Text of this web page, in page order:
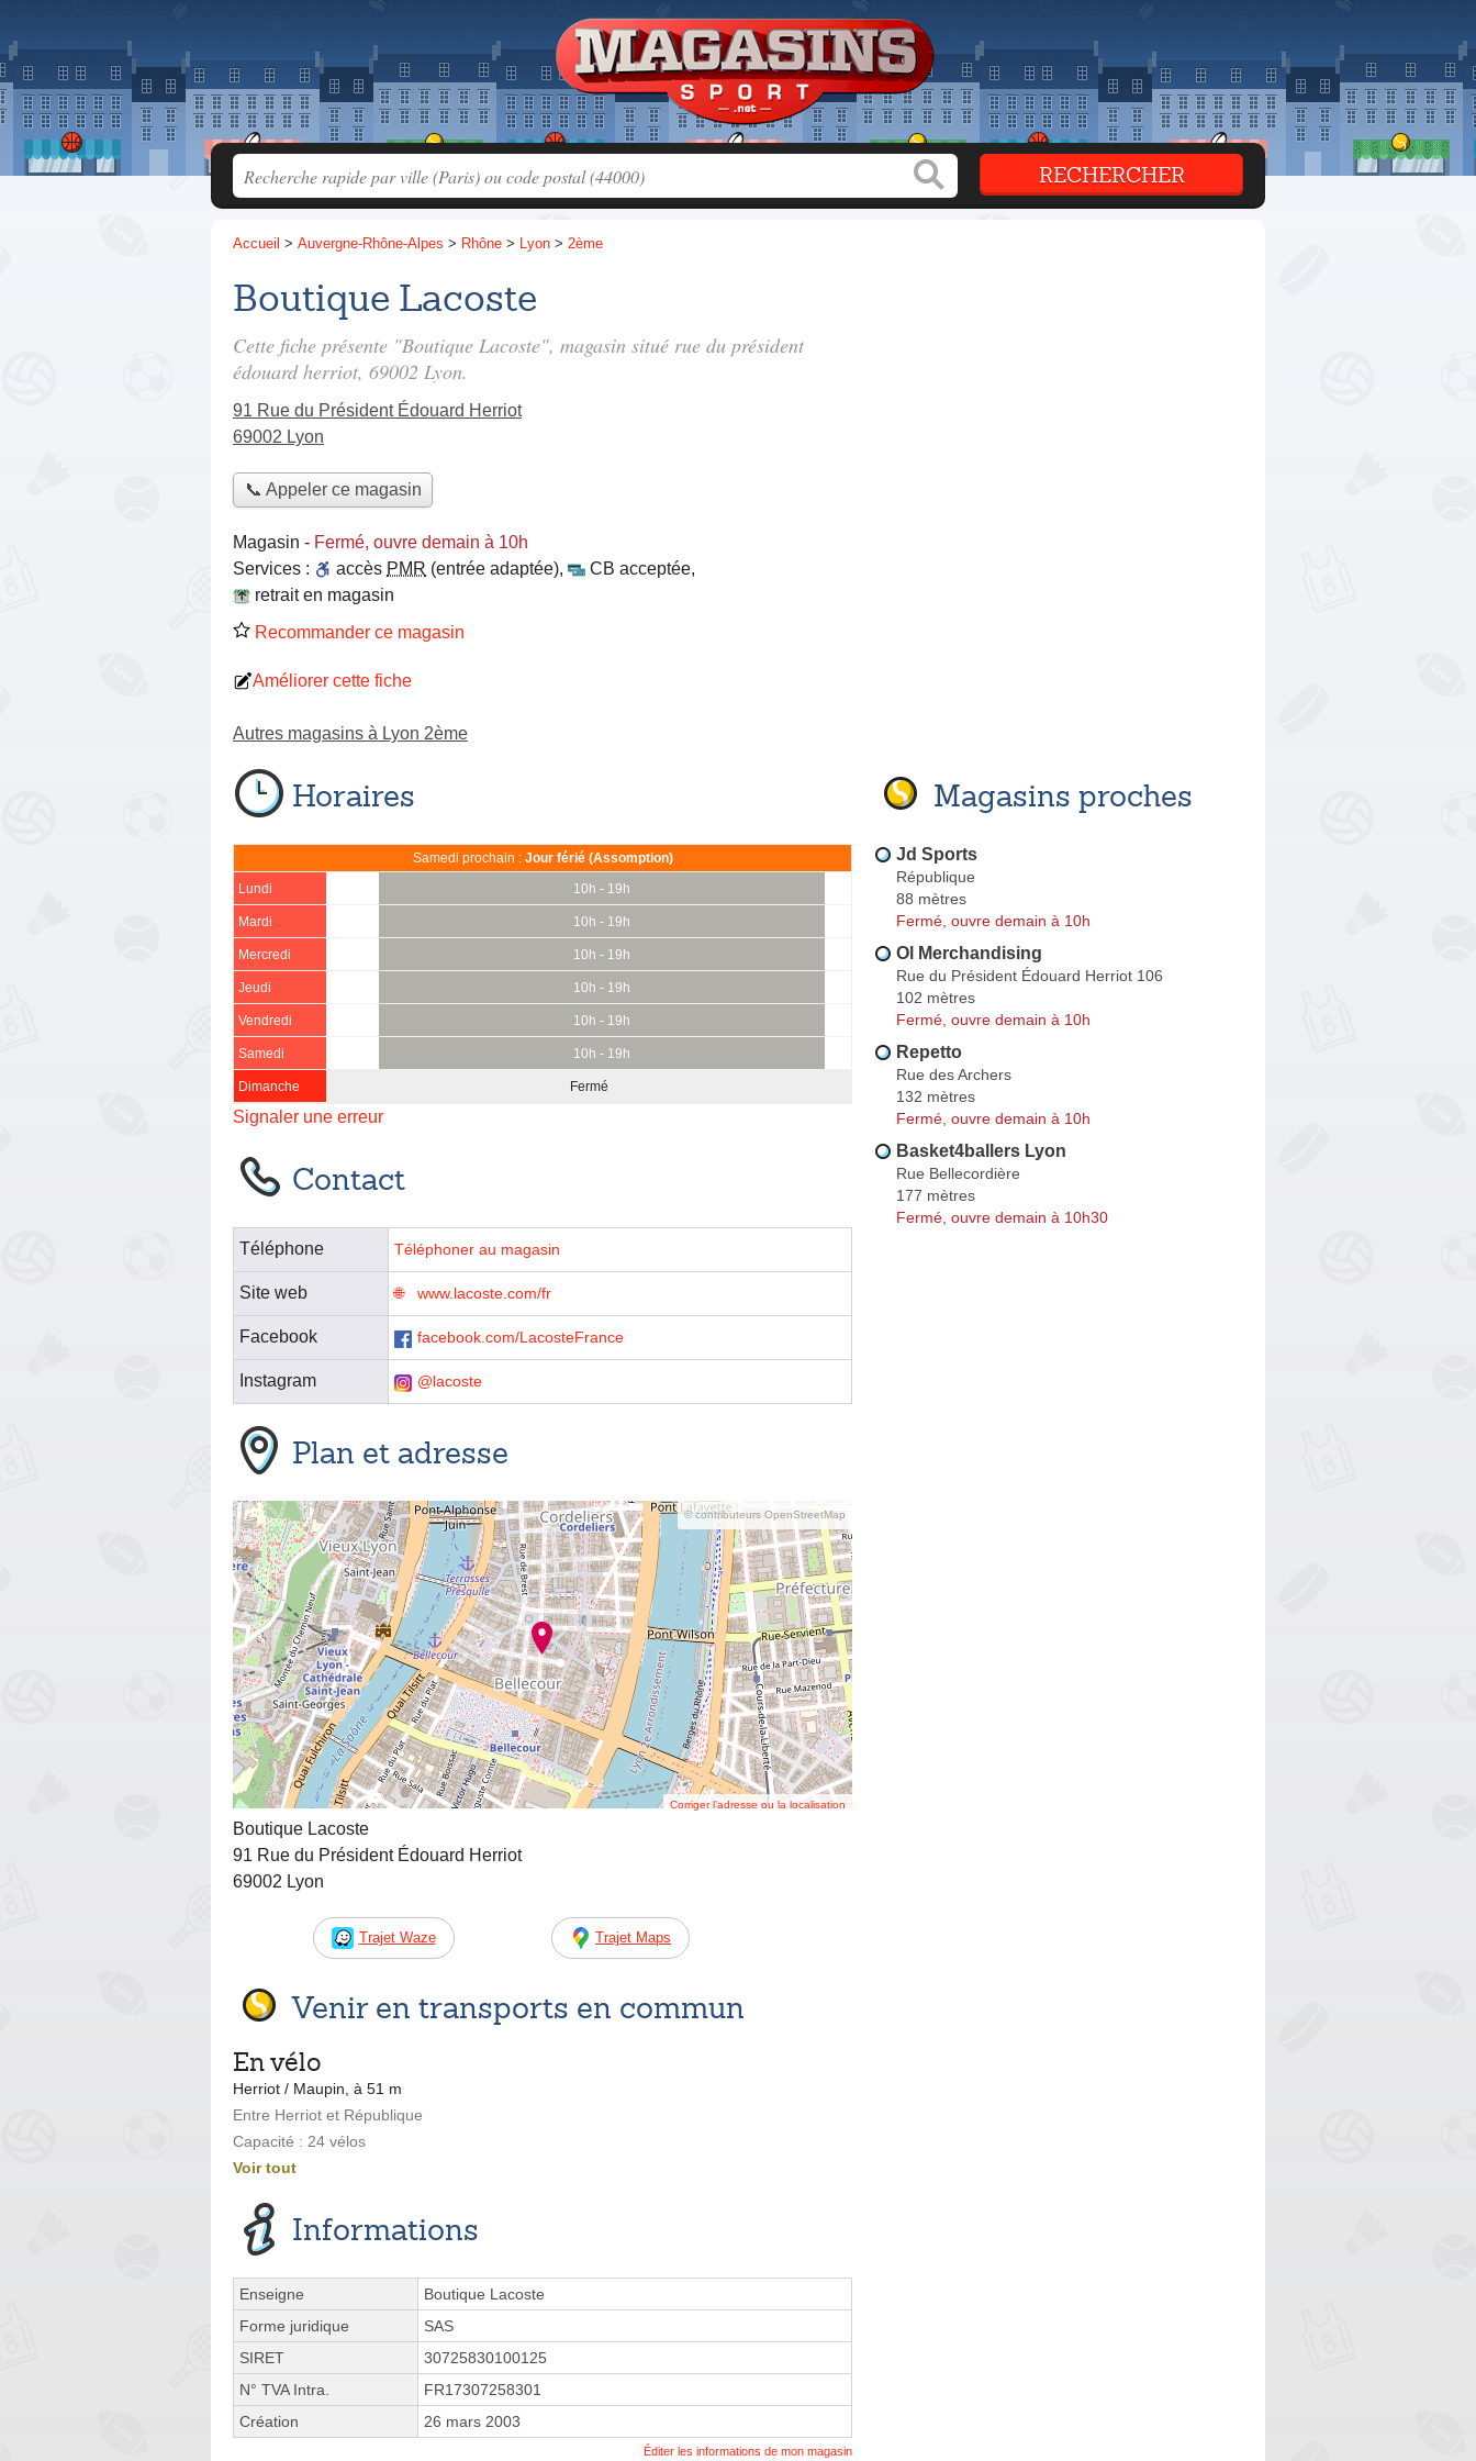
Accueil > Auvergne-Rhône-Alpes > Rhône > Lyon > 2ème
Boutique Lacoste
Cette fiche présente "Boutique Lacoste", magasin situé rue du président
édouard herriot, 69002 Lyon.
91 Rue du Président Édouard Herriot
69002 Lyon
📞 Appeler ce magasin
Magasin - Fermé, ouvre demain à 10h
Services :
accès PMR (entrée adaptée), CB acceptée,
retrait en magasin
Recommander ce magasin
Améliorer cette fiche
Autres magasins à Lyon 2ème
Horaires
Samedi prochain : Jour férié (Assomption)
Lundi 10h - 19h
Mardi 10h - 19h
Mercredi 10h - 19h
Jeudi 10h - 19h
Vendredi 10h - 19h
Samedi 10h - 19h
Dimanche Fermé
Signaler une erreur
Contact
Téléphone Téléphoner au magasin
Site web www.lacoste.com/fr
Facebook facebook.com/LacosteFrance
Instagram @lacoste
Plan et adresse
© contributeurs OpenStreetMap
Corriger l’adresse ou la localisation
Boutique Lacoste
91 Rue du Président Édouard Herriot
69002 Lyon
Trajet Waze Trajet Maps
Venir en transports en commun
En vélo
Herriot / Maupin, à 51 m
Entre Herriot et République
Capacité : 24 vélos
Voir tout
Informations
Enseigne
Boutique Lacoste
Forme juridique
SAS
SIRET
30725830100125
N° TVA Intra.
FR17307258301
Création
26 mars 2003
Éditer les informations de mon magasin
Magasins proches
Jd Sports
République
88 mètres
Fermé, ouvre demain à 10h
Ol Merchandising
Rue du Président Édouard Herriot 106
102 mètres
Fermé, ouvre demain à 10h
Repetto
Rue des Archers
132 mètres
Fermé, ouvre demain à 10h
Basket4ballers Lyon
Rue Bellecordière
177 mètres
Fermé, ouvre demain à 10h30